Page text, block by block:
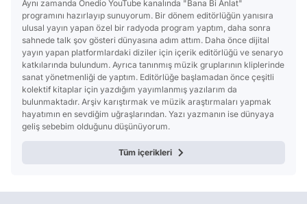
Aynı zamanda Onedio YouTube kanalında "Bana Bi Anlat"
programını hazırlayıp sunuyorum. Bir dönem editörlüğün yanısıra
ulusal yayın yapan özel bir radyoda program yaptım, daha sonra
sahnede talk şov gösteri dünyasına adım attım. Daha önce dijital
yayın yapan platformlardaki diziler için içerik editörlüğü ve senaryo
katkılarında bulundum. Ayrıca tanınmış müzik gruplarının kliplerinde
sanat yönetmenliği de yaptım. Editörlüğe başlamadan önce çeşitli
kolektif kitaplar için yazdığım yayımlanmış yazılarım da
bulunmaktadır. Arşiv karıştırmak ve müzik araştırmaları yapmak
hayatımın en sevdiğim uğraşlarından. Yazı yazmanın ise dünyaya
geliş sebebim olduğunu düşünüyorum.
Tüm içerikleri